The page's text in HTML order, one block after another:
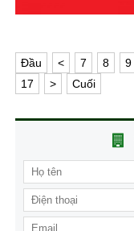
Ðầu < 7 8 9
17
> Cuối